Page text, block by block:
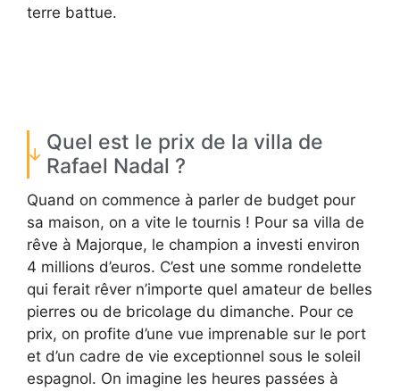
terre battue.
Quel est le prix de la villa de
Rafael Nadal ?
Quand on commence à parler de budget pour
sa maison, on a vite le tournis ! Pour sa villa de
rêve à Majorque, le champion a investi environ
4 millions d’euros. C’est une somme rondelette
qui ferait rêver n’importe quel amateur de belles
pierres ou de bricolage du dimanche. Pour ce
prix, on profite d’une vue imprenable sur le port
et d’un cadre de vie exceptionnel sous le soleil
espagnol. On imagine les heures passées à